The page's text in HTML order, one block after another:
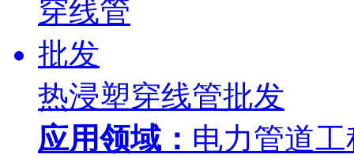
热浸塑穿线管批发
应用领域： 电力管道工